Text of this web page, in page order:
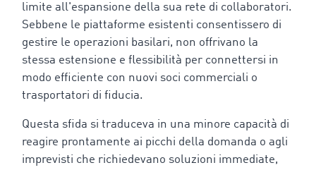
limite all'espansione della sua rete di collaboratori.
Sebbene le piattaforme esistenti consentissero di
gestire le operazioni basilari, non offrivano la
stessa estensione e flessibilità per connettersi in
modo efficiente con nuovi soci commerciali o
trasportatori di fiducia.
Questa sfida si traduceva in una minore capacità di
reagire prontamente ai picchi della domanda o agli
imprevisti che richiedevano soluzioni immediate,